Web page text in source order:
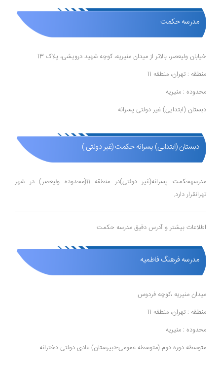
مدرسه حکمت
خیابان ولیعصر، بالاتر از میدان منیریه، کوچه شهید درویشی، پلاک 13
منطقه : تهران، منطقه 11
محدوده : منیریه
دبستان (ابتدایی) غیر دولتی پسرانه
دبستان (ابتدایی) پسرانه حکمت (غیر دولتی )
مدرسهحکمت پسرانه(غیر دولتی)در منطقه 11(محدوده ولیعصر) در شهر
تهرانقرار دارد.
اطلاعات بیشتر و آدرس دقیق مدرسه حکمت
مدرسه فرهنگ فاطمیه
میدان منیریه ،کوچه فردوس
منطقه : تهران، منطقه 11
محدوده : منیریه
متوسطه دوره دوم (متوسطه عمومی-دبیرستان) عادی دولتی دخترانه